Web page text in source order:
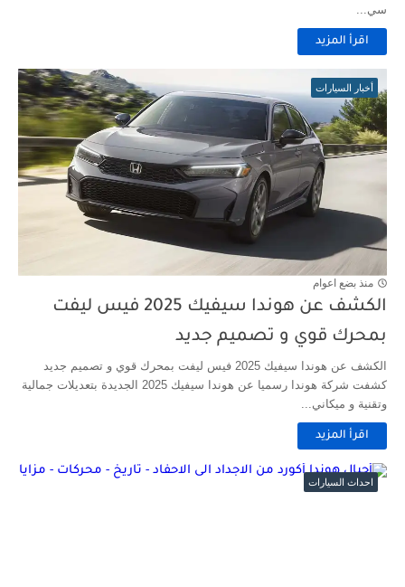
سي...
اقرأ المزيد
أخبار السيارات
منذ بضع اعوام
الكشف عن هوندا سيفيك 2025 فيس ليفت
بمحرك قوي و تصميم جديد
الكشف عن هوندا سيفيك 2025 فيس ليفت بمحرك قوي و تصميم جديد
كشفت شركة هوندا رسميا عن هوندا سيفيك 2025 الجديدة بتعديلات جمالية
وتقنية و ميكاني...
اقرأ المزيد
احداث السيارات